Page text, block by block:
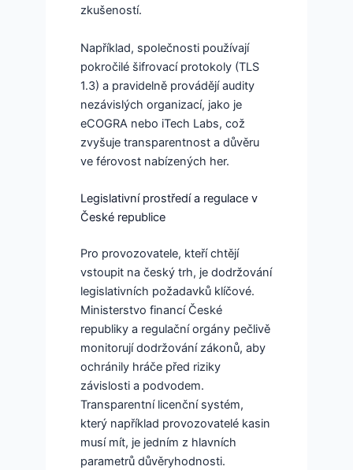
zkušeností.
Například, společnosti používají
pokročilé šifrovací protokoly (TLS
1.3) a pravidelně provádějí audity
nezávislých organizací, jako je
eCOGRA nebo iTech Labs, což
zvyšuje transparentnost a důvěru
ve férovost nabízených her.
Legislativní prostředí a regulace v
České republice
Pro provozovatele, kteří chtějí
vstoupit na český trh, je dodržování
legislativních požadavků klíčové.
Ministerstvo financí České
republiky a regulační orgány pečlivě
monitorují dodržování zákonů, aby
ochránily hráče před riziky
závislosti a podvodem.
Transparentní licenční systém,
který například provozovatelé kasin
musí mít, je jedním z hlavních
parametrů důvěryhodnosti.